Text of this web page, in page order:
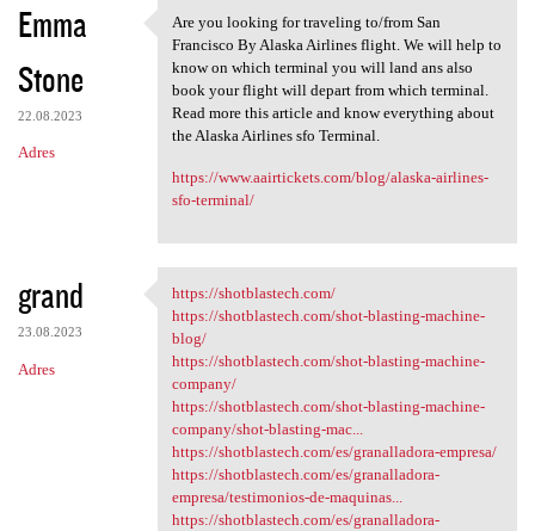
Emma
Stone
22.08.2023
Adres
Are you looking for traveling
Are you looking for traveling to/from San
Francisco By Alaska Airlines flight. We will help to
know on which terminal you will land ans also
book your flight will depart from which terminal.
Read more this article and know everything about
the Alaska Airlines sfo Terminal.
https://www.aairtickets.com/blog/alaska-airlines-
sfo-terminal/
grand
23.08.2023
Adres
https://shotblastech.com/
https://shotblastech.com/
https://shotblastech.com/shot-blasting-machine-
blog/
https://shotblastech.com/shot-blasting-machine-
company/
https://shotblastech.com/shot-blasting-machine-
company/shot-blasting-mac...
https://shotblastech.com/es/granalladora-empresa/
https://shotblastech.com/es/granalladora-
empresa/testimonios-de-maquinas...
https://shotblastech.com/es/granalladora-